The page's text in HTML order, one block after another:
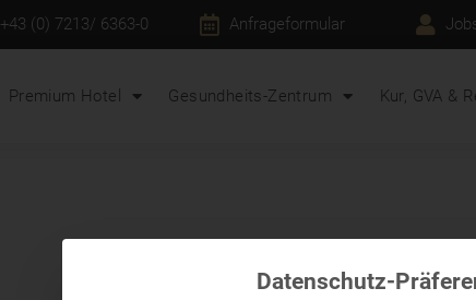
+43 (0) 7213/ 6363-0 Anfrageformular
Premium Hotel Gesundheits-Zentrum Kur, GVA &
Datenschutz-